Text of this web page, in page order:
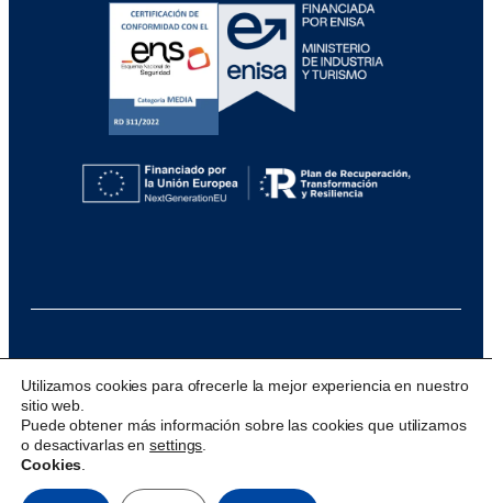
@ 2026 Visualfy
Design & development: acceseo
Utilizamos cookies para ofrecerle la mejor experiencia en nuestro
sitio web.
Puede obtener más información sobre las cookies que utilizamos
o desactivarlas ensettings
Cookies